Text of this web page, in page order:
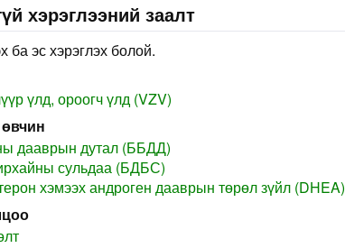
хэрэглээний заалт
ба эс хэрэглэх болой.
үлд, ороогч үлд (VZV)
дааврын дутал (ББДД)
сульдаа (БДБС)
хэмээх андроген дааврын төрөл зүйл (DHEA)